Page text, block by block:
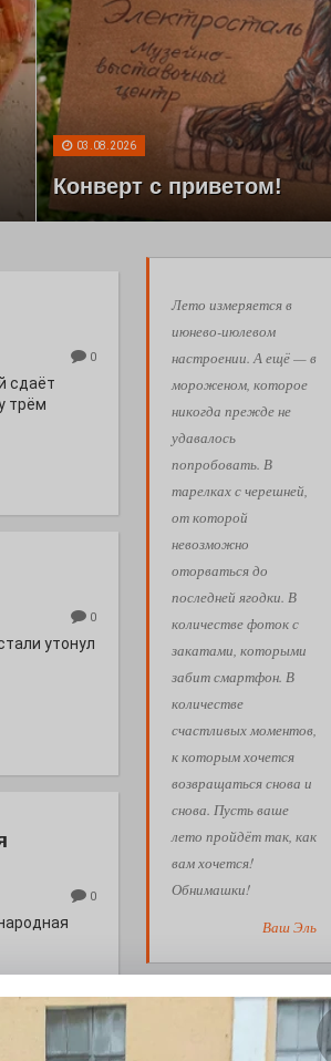
03.08.2026
Конверт с приветом!
Лето измеряется в
июнево-июлевом
настроении. А ещё — в
мороженом, которое
никогда прежде не
удавалось
попробовать. В
тарелках с черешней,
от которой
невозможно
оторваться до
последней ягодки. В
количестве фоток с
закатами, которыми
забит смартфон. В
количестве
счастливых моментов,
к которым хочется
возвращаться снова и
снова. Пусть ваше
лето пройдёт так, как
вам хочется!
Обнимашки!
Ваш Эль
0
сдаёт
трём
0
утонул
0